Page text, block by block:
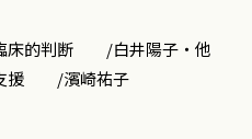
床的判断 /白井陽子・他
支援 /濱崎祐子